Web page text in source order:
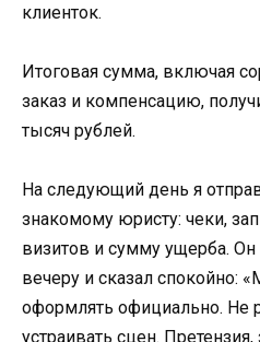
клиенток.
Итоговая сумма, включая
заказ и компенсацию,
тысяч рублей.
На следующий день я
знакомому юристу: чеки,
визитов и сумму ущерба.
вечеру и сказал спокойно:
оформлять официально. Не
устраивать сцен.